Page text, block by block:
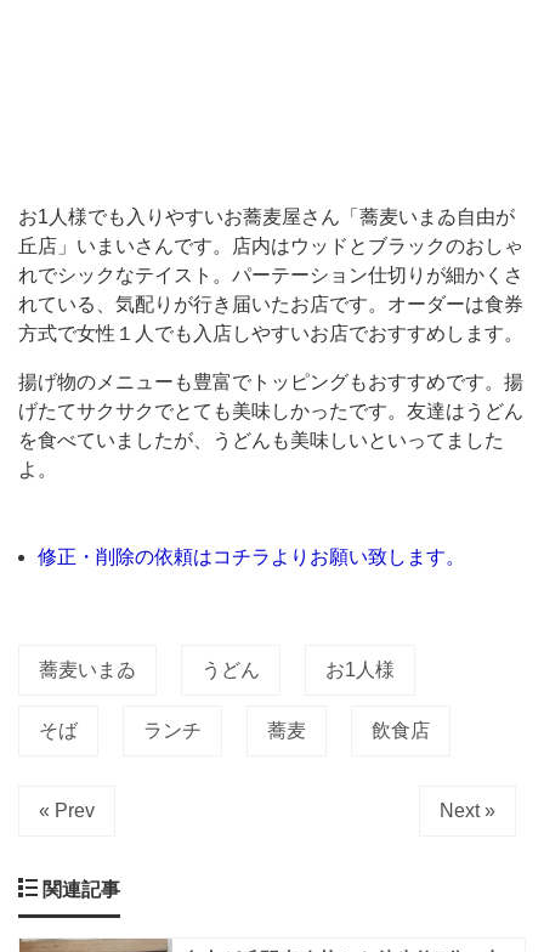
さ
ん
で
す。
内
は
ウ
ド
ラ
ッ
ク
ゃ
れ
で
お1人様でも入りやすいお蕎麦屋さん「蕎麦いまゐ自由が
丘店」いまいさんです。店内はウッドとブラックのおしゃ
れでシックなテイスト。パーテーション仕切りが細かくさ
れている、気配りが行き届いたお店です。オーダーは食券
方式で女性１人でも入店しやすいお店でおすすめします。
揚げ物のメニューも豊富でトッピングもおすすめです。揚
げたてサクサクでとても美味しかったです。友達はうどん
を食べていましたが、うどんも美味しいといってました
よ。
修正・削除の依頼はコチラよりお願い致します。
蕎麦いまゐ うどん お1人様
そば ランチ 蕎麦 飲食店
« Prev Next »
関連記事